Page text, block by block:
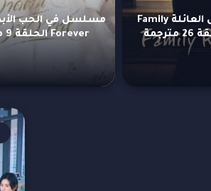
مسلسل سجل العائلة Family
Forever الحلقة 9 مترجمة